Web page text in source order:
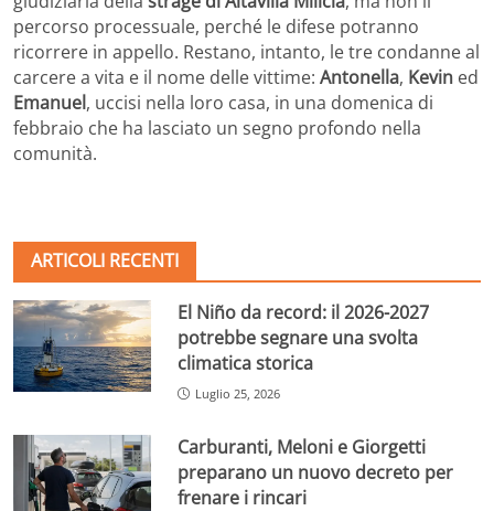
percorso processuale, perché le difese potranno
ricorrere in appello. Restano, intanto, le tre condanne al
carcere a vita e il nome delle vittime: Antonella, Kevin ed
Emanuel, uccisi nella loro casa, in una domenica di
febbraio che ha lasciato un segno profondo nella
comunità.
ARTICOLI RECENTI
El Niño da record: il 2026-2027
potrebbe segnare una svolta
climatica storica
Luglio 25, 2026
Carburanti, Meloni e Giorgetti
preparano un nuovo decreto per
frenare i rincari